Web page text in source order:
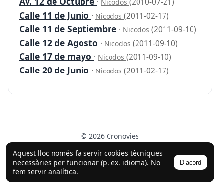
Aquest lloc només fa servir cookies tècniques
necessàries per funcionar (p. ex. idioma). No
fem servir analítica.
D’acord
· Nicodos (2010-07-21)
Calle 11 de Junio · Nicodos (2011-02-17)
Calle 11 de Septiembre · Nicodos (2011-09-10)
Calle 12 de Agosto · Nicodos (2011-09-10)
Calle 17 de mayo · Nicodos (2011-09-10)
Calle 20 de Junio · Nicodos (2011-02-17)
© 2026 Cronovies
Història als carrers · Desenvolupat amb l’ajuda de la IA
(ChatGPT).
Segueix-nos a Instagram